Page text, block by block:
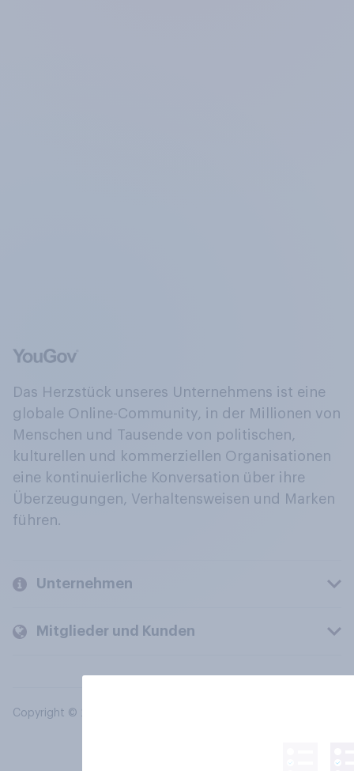
Das Herzstück unseres Unternehmens ist eine
globale Online-Community, in der Millionen von
Menschen und Tausende von politischen,
kulturellen und kommerziellen Organisationen
eine kontinuierliche Konversation über ihre
Überzeugungen, Verhaltensweisen und Marken
führen.
Unternehmen
Mitglieder und Kunden
Copyright © 2026 YouGov PLC. Alle Rechte vorbehalten.